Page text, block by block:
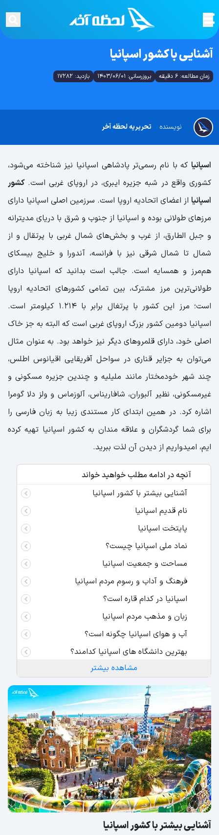
آشنایی با کشور اسپانیا
زمان مطالعه: 6 دقیقه بروزرسانی: 1403/06/01 بازدید: 17282
تحریریه لحظه آخر نویسنده
اسپانیا که با نام رسمی‌تر پادشاهی اسپانیا نیز شناخته می‌شود،
کشوری واقع در شبه جزیره ایبری، در اروپای غربی است.کشور
اسپانیا از اعضای اتحادیه اروپا است. سرزمین اصلی اسپانیا دارای
مرزهای طولانی بوده و اسپانیا از جنوب و شرق با دریای مدیترانه
و جبل الطارق، از غرب و بخش‌های شمال غربی با پرتقال و از
شمال تا شمال شرقی نیز با فرانسه، آندورا و خلیج بیسکای
هم‌مرز و همسایه است. جالب است بدانید که اسپانیا دارای
طولانی‌ترین مرز مشترک، بین تمامی کشورهای اتحادیه اروپا
است؛ مرز این کشور با پرتغال برابر با 1.214 کیلومتر است.
اسپانیا دومین کشور بزرگ اروپای غربی است که البته به جز خاک
اصلی خود، دارای قلمروهای دیگر نیز خواهد بود. به عنوان مثال
می‌توان به جزایر قناری در سواحل آفریقایی اقیانوس اطلس،
چند شهر خودمختار مانند ملیلیه و چندین جزیره مسکونی و
غیرمسکونی، نظیر آلبوران، شافاریناس، آلوزماس و ولز دلا گومرا
اشاره کرد. در همین ابتدای کار مستندی زیبا به زبان فارسی را
برای شما گردشگران و علاقه مندان به کشور اسپانیا تهیه کرده
ایم، امیدواریم از دیدن آن لذت ببرید.
آنچه در ادامه مطلب خواهید خواند
آشنایی بیشتر با کشور اسپانیا
نام قدیم اسپانیا
پایتخت اسپانیا
نماد ملی اسپانیا چیست؟
مساحت و جمعیت اسپانیا
فرهنگ و آداب و رسوم مردم اسپانیا
اسپانیا در کدام قاره است؟
زبان و مذهب مردم اسپانیا
آب و هوای اسپانیا چگونه است؟
بهترین دانشگاه های اسپانیا کدامند؟
پردرآمدترین شغل های اسپانیا کدامند؟
بهترین شهرهای اسپانیا مخصوص مهاجرت کاری
مهم‌ترین مکان‌های دیدنی اسپانیا
ساگرادا فامیلیا
موزه‌ی گوگنهایم
کاخ سلطنتی مادرید
اقتصاد اسپانیا
سوغات اسپانیا چیست؟
توریستی ترین شهرهای اسپانیا کدامند؟
مشاهده بیشتر
آشنایی بیشتر با کشور اسپانیا